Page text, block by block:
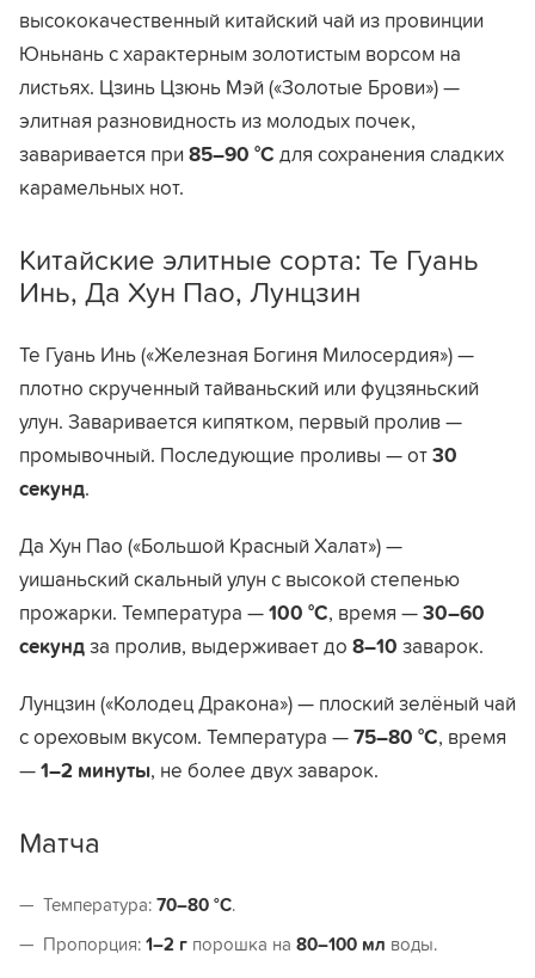
высококачественный китайский чай из провинции
Юньнань с характерным золотистым ворсом на
листьях. Цзинь Цзюнь Мэй («Золотые Брови») —
элитная разновидность из молодых почек,
заваривается при 85–90 °C для сохранения сладких
карамельных нот.
Китайские элитные сорта: Те Гуань
Инь, Да Хун Пао, Лунцзин
Те Гуань Инь («Железная Богиня Милосердия») —
плотно скрученный тайваньский или фуцзяньский
улун. Заваривается кипятком, первый пролив —
промывочный. Последующие проливы — от 30
секунд.
Да Хун Пао («Большой Красный Халат») —
уишаньский скальный улун с высокой степенью
прожарки. Температура — 100 °C, время — 30–60
секунд за пролив, выдерживает до 8–10 заварок.
Лунцзин («Колодец Дракона») — плоский зелёный чай
с ореховым вкусом. Температура — 75–80 °C, время
— 1–2 минуты, не более двух заварок.
Матча
Температура: 70–80 °C.
Пропорция: 1–2 г порошка на 80–100 мл воды.